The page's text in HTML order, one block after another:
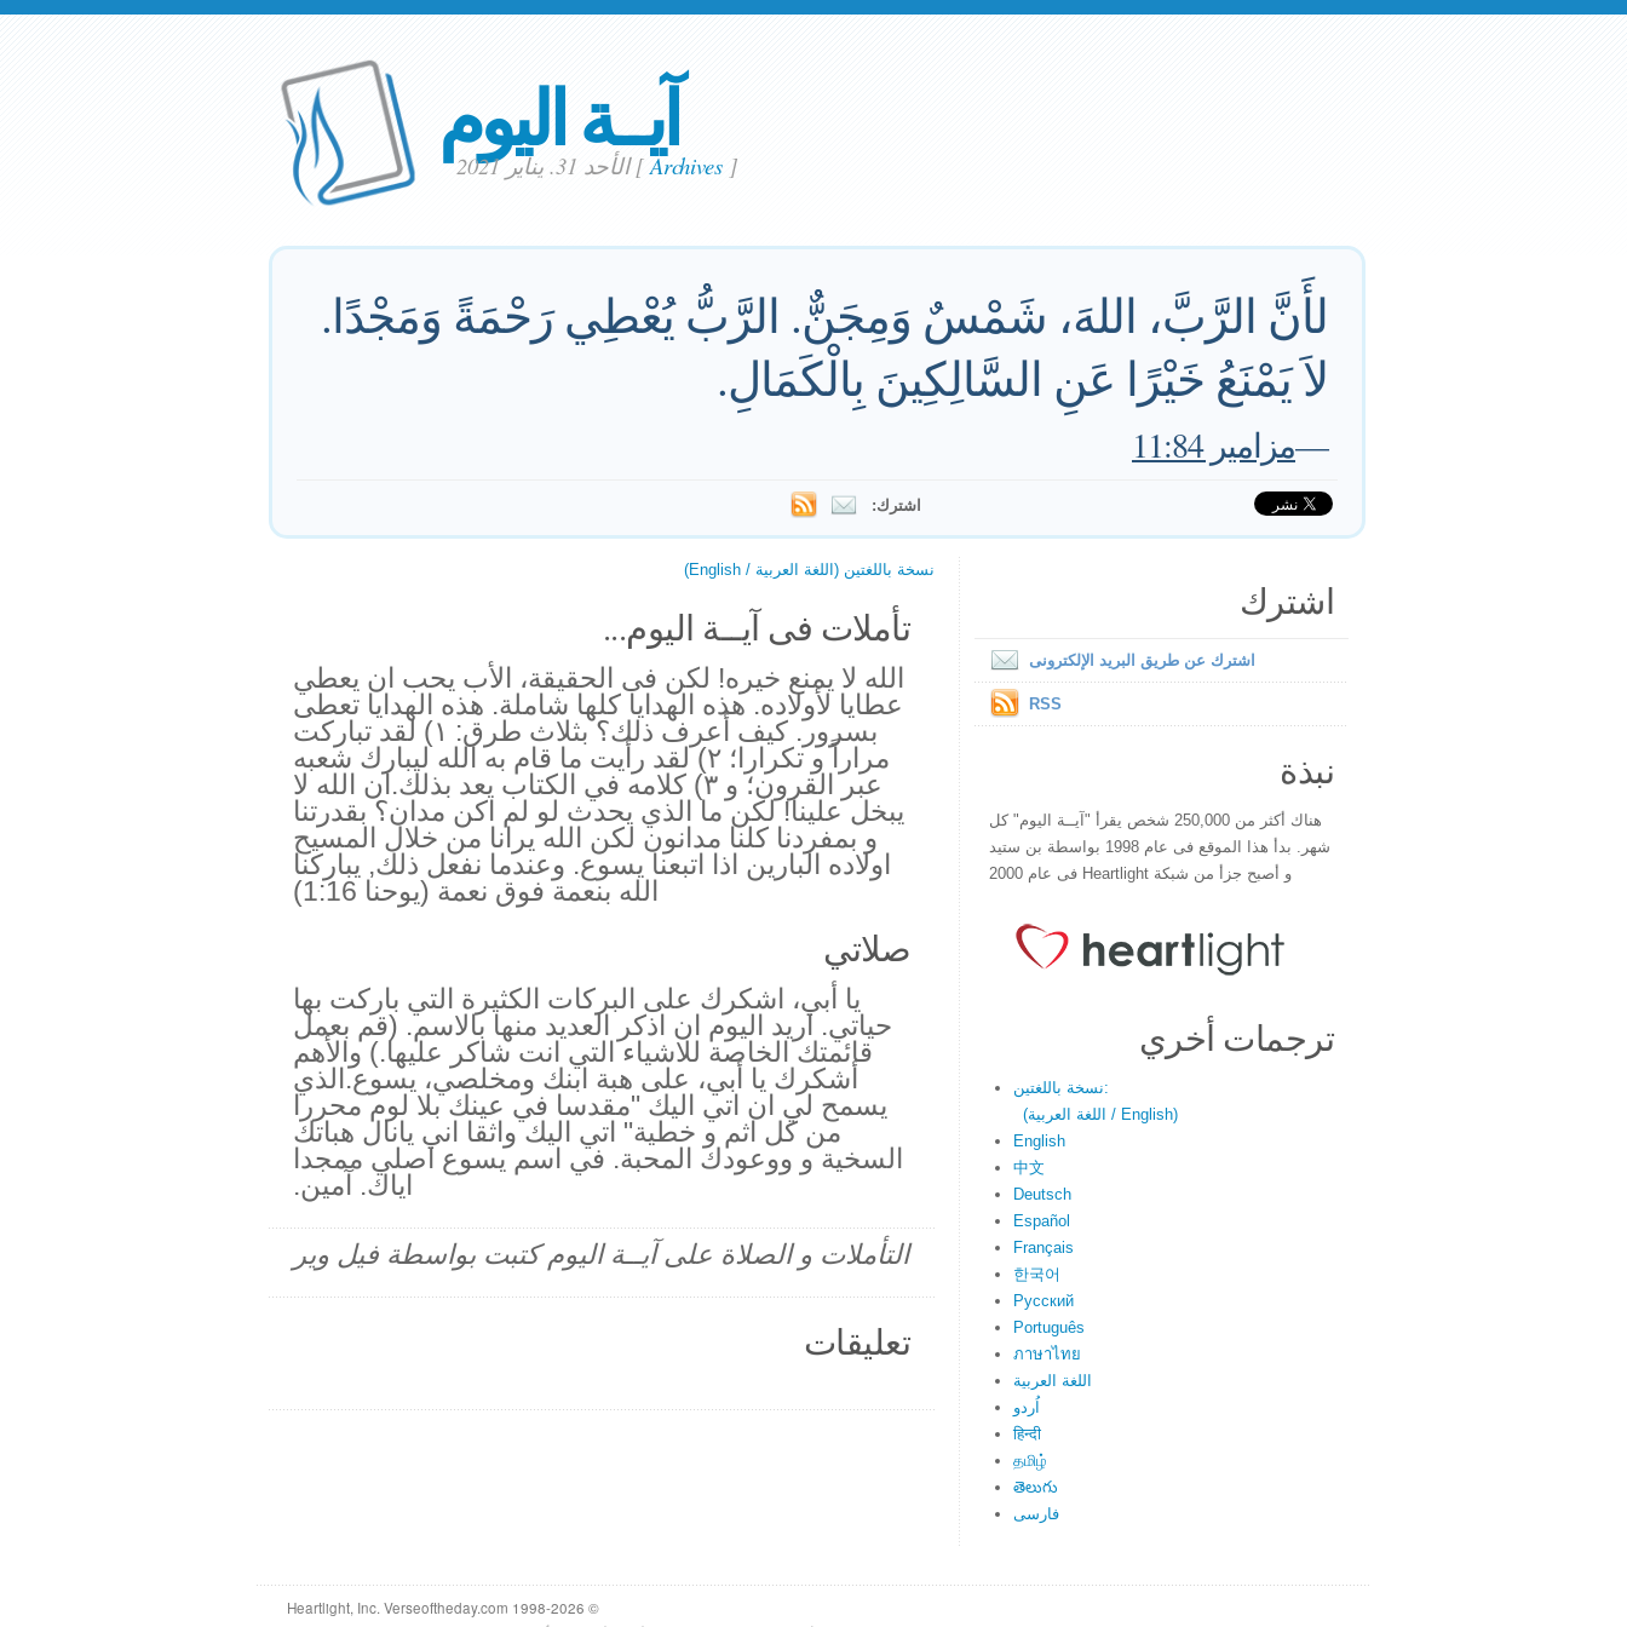
آيــة اليوم
الأحد 31. يناير 2021[Archives]
لأَنَّ الرَّبَّ، اللهَ، شَمْسٌ وَمِجَنٌّ. الرَّبُّ يُعْطِي رَحْمَةً وَمَجْدًا.
لاَ يَمْنَعُ خَيْرًا عَنِ السَّالِكِينَ بِالْكَمَالِ.
—مزامير 11:84
اشترك:
نسخة باللغتين (اللغة العربية / English)
تأملات فى آيــة اليوم...
الله لا يمنع خيره! لكن فى الحقيقة، الأب يحب ان يعطي
عطايا لأولاده. هذه الهدايا كلها شاملة. هذه الهدايا تعطى
بسرور. كيف أعرف ذلك؟ بثلاث طرق: ١) لقد تباركت
مراراً و تكرارا؛ ٢) لقد رأيت ما قام به الله ليبارك شعبه
عبر القرون؛ و ٣) كلامه في الكتاب يعد بذلك.ان الله لا
يبخل علينا! لكن ما الذي يحدث لو لم اكن مدان؟ بقدرتنا
و بمفردنا كلنا مدانون لكن الله يرانا من خلال المسيح
اولاده البارين اذا اتبعنا يسوع. وعندما نفعل ذلك, يباركنا
الله بنعمة فوق نعمة (يوحنا 1:16)
صلاتي
يا أبي، اشكرك على البركات الكثيرة التي باركت بها
حياتي. اريد اليوم ان اذكر العديد منها بالاسم. (قم بعمل
قائمتك الخاصة للاشياء التي انت شاكر عليها.) والأهم
أشكرك يا أبي، على هبة ابنك ومخلصي، يسوع.الذي
يسمح لي ان اتي اليك "مقدسا في عينك بلا لوم محررا
من كل اثم و خطية" اتي اليك واثقا اني يانال هباتك
السخية و ووعودك المحبة. في اسم يسوع اصلي ممجدا
اياك. آمين.
التأملات و الصلاة على آيــة اليوم كتبت بواسطة فيل وير
تعليقات
اشترك
اشترك عن طريق البريد الإلكترونى
RSS
نبذة
هناك أكثر من 250,000 شخص يقرأ "آيــة اليوم" كل
شهر. بدأ هذا الموقع فى عام 1998 بواسطة بن ستيد
و أصبح جزأ من شبكة Heartlight فى عام 2000
ترجمات أخري
نسخة باللغتين:
(اللغة العربية / English)
English
中文
Deutsch
Español
Français
한국어
Русский
Português
ภาษาไทย
اللغة العربية
اُردو
हिन्दी
தமிழ்
తెలుగు
فارسی
© 1998-2026 Heartlight, Inc. Verseoftheday.com